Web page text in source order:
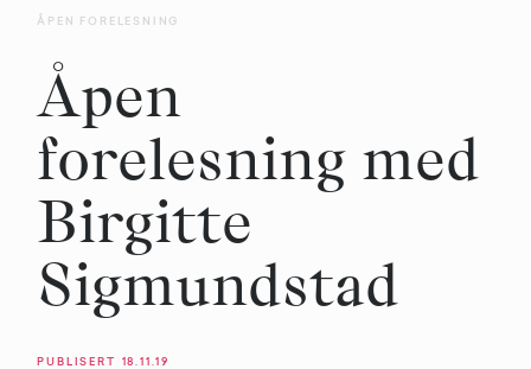
ÅPEN FORELESNING
Åpen
forelesning med
Birgitte
Sigmundstad
PUBLISERT 18.11.19